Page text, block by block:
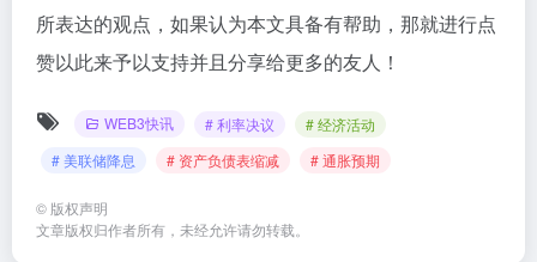
所表达的观点，如果认为本文具备有帮助，那就进行点
赞以此来予以支持并且分享给更多的友人！
WEB3快讯 # 利率决议
# 经济活动
# 美联储降息
# 资产负债表缩减 # 通胀预期
© 版权声明
文章版权归作者所有，未经允许请勿转载。